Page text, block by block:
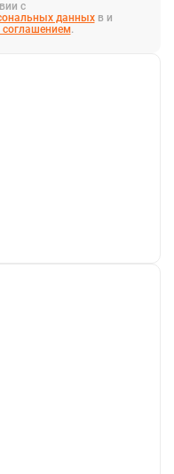
с
данныхв и
.